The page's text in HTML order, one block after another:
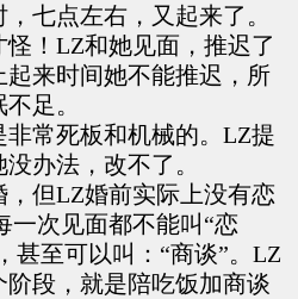
七点左右，又起来了。
！LZ和她见面，推迟了
来时间她不能推迟，所
足。
常死板和机械的。LZ提
办法，改不了。
但LZ婚前实际上没有恋
一次见面都不能叫“恋
甚至可以叫：“商谈”。LZ
段，就是陪吃饭加商谈